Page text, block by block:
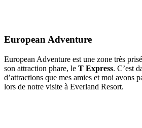
European Adventure
European Adventure est une zone très
son attraction phare, le T Express. C’est
d’attractions que mes amies et moi avons
lors de notre visite à Everland Resort.